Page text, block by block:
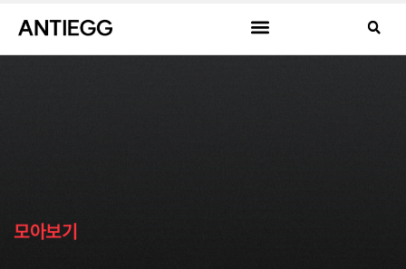
모아보기